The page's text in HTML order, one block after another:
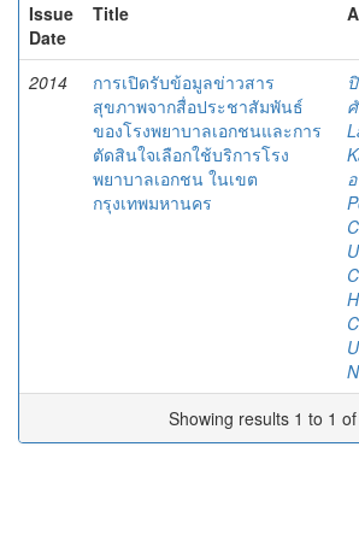
Issue
Date
Title
2014
การเปิดรับข้อมูลข่าวสาร
สุขภาพจากสื่อประชาสัมพันธ์
ของโรงพยาบาลเอกชนและการ
ตัดสินใจเลือกใช้บริการโรง
พยาบาลเอกชน ในเขต
กรุงเทพมหานคร
Showing results 1 to 1 of